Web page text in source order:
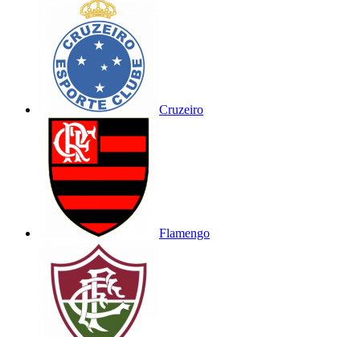
Cruzeiro
Flamengo